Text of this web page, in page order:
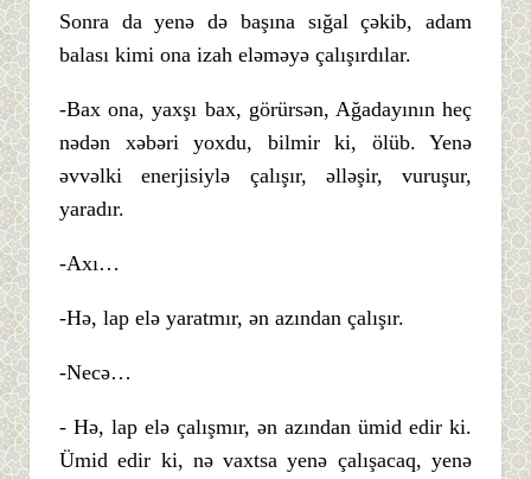
Sonra da yenə də başına sığal çəkib, adam
balası kimi ona izah eləməyə çalışırdılar.
-Bax ona, yaxşı bax, görürsən, Ağadayının heç
nədən xəbəri yoxdu, bilmir ki, ölüb. Yenə
əvvəlki enerjisiylə çalışır, əlləşir, vuruşur,
yaradır.
-Axı…
-Hə, lap elə yaratmır, ən azından çalışır.
-Necə…
- Hə, lap elə çalışmır, ən azından ümid edir ki.
Ümid edir ki, nə vaxtsa yenə çalışacaq, yenə